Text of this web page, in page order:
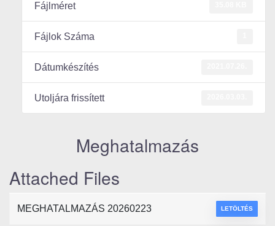
Fájlméret
Fájlok Száma
Dátumkészítés
Utoljára frissített
Meghatalmazás
Attached Files
MEGHATALMAZÁS 20260223 LETÖLTÉS